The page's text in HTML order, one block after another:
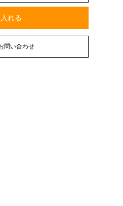
れる
問い合わせ